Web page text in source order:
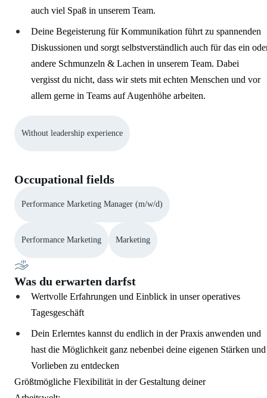
auch viel Spaß in unserem Team.
Deine Begeisterung für Kommunikation führt zu spannenden
Diskussionen und sorgt selbstverständlich auch für das ein
andere Schmunzeln & Lachen in unserem Team. Dabei
vergisst du nicht, dass wir stets mit echten Menschen und vor
allem gerne in Teams auf Augenhöhe arbeiten.
Without leadership experience
Occupational fields
Performance Marketing Manager (m/w/d)
Performance Marketing Marketing
Was du erwarten darfst
Wertvolle Erfahrungen und Einblick in unser operatives
Tagesgeschäft
Dein Erlerntes kannst du endlich in der Praxis anwenden und
hast die Möglichkeit ganz nebenbei deine eigenen Stärken und
Vorlieben zu entdecken
Größtmögliche Flexibilität in der Gestaltung deiner